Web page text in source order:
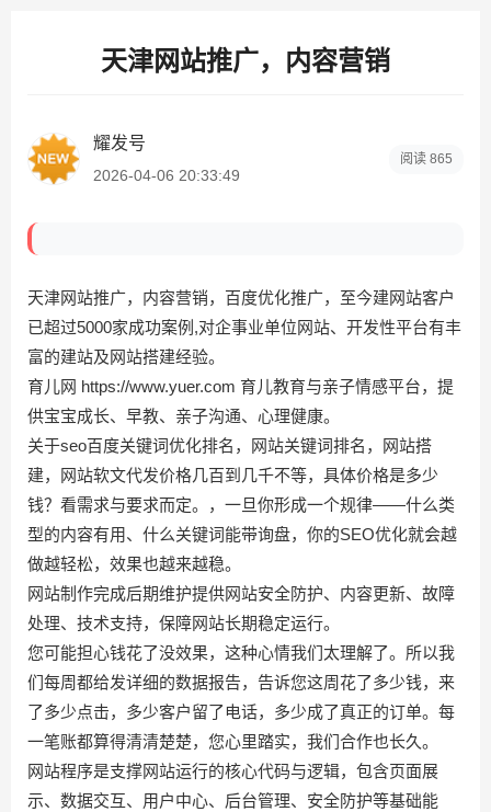
天津网站推广，内容营销
耀发号
2026-04-06 20:33:49
阅读 865
天津网站推广，内容营销，百度优化推广，至今建网站客户
已超过5000家成功案例,对企事业单位网站、开发性平台有丰
富的建站及网站搭建经验。
育儿网 https://www.yuer.com 育儿教育与亲子情感平台，提
供宝宝成长、早教、亲子沟通、心理健康。
关于seo百度关键词优化排名，网站关键词排名，网站搭
建，网站软文代发价格几百到几千不等，具体价格是多少
钱？看需求与要求而定。，一旦你形成一个规律——什么类
型的内容有用、什么关键词能带询盘，你的SEO优化就会越
做越轻松，效果也越来越稳。
网站制作完成后期维护提供网站安全防护、内容更新、故障
处理、技术支持，保障网站长期稳定运行。
您可能担心钱花了没效果，这种心情我们太理解了。所以我
们每周都给发详细的数据报告，告诉您这周花了多少钱，来
了多少点击，多少客户留了电话，多少成了真正的订单。每
一笔账都算得清清楚楚，您心里踏实，我们合作也长久。
网站程序是支撑网站运行的核心代码与逻辑，包含页面展
示、数据交互、用户中心、后台管理、安全防护等基础能